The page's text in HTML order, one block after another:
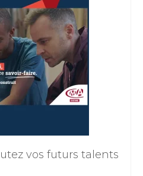
vos futurs talents